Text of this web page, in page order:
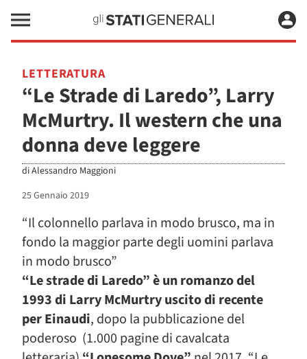
LETTERATURA
“Le Strade di Laredo”, Larry
McMurtry. Il western che una
donna deve leggere
diAlessandro Maggioni
25 Gennaio 2019
“Il colonnello parlava in modo brusco, ma in
fondo la maggior parte degli uomini parlava
in modo brusco”
“Le strade di Laredo” è un romanzo del
1993 di Larry McMurtry uscito di recente
per Einaudi, dopo la pubblicazione del
poderoso (1.000 pagine di cavalcata